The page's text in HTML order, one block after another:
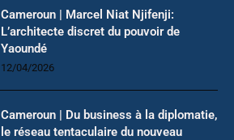
Cameroun | Marcel Niat Njifenji:
L’architecte discret du pouvoir de
Yaoundé
12/04/2026
Cameroun | Du business à la diplomatie,
le réseau tentaculaire du nouveau